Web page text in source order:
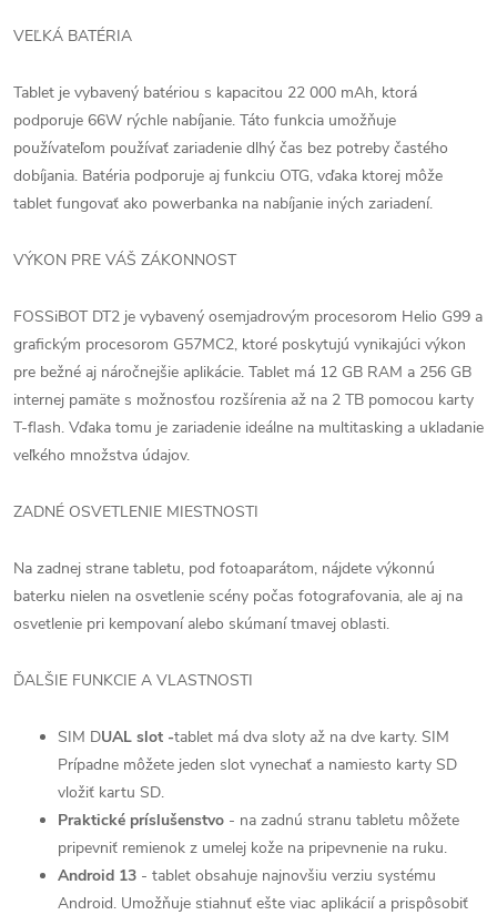
VEĽKÁ BATÉRIA
Tablet je vybavený batériou s kapacitou 22 000 mAh, ktorá
podporuje 66W rýchle nabíjanie. Táto funkcia umožňuje
používateľom používať zariadenie dlhý čas bez potreby častého
dobíjania. Batéria podporuje aj funkciu OTG, vďaka ktorej môže
tablet fungovať ako powerbanka na nabíjanie iných zariadení.
VÝKON PRE VÁŠ ZÁKONNOST
FOSSiBOT DT2 je vybavený osemjadrovým procesorom Helio G99 a
grafickým procesorom G57MC2, ktoré poskytujú vynikajúci výkon
pre bežné aj náročnejšie aplikácie. Tablet má 12 GB RAM a 256 GB
internej pamäte s možnosťou rozšírenia až na 2 TB pomocou karty
T-flash. Vďaka tomu je zariadenie ideálne na multitasking a ukladanie
veľkého množstva údajov.
ZADNÉ OSVETLENIE MIESTNOSTI
Na zadnej strane tabletu, pod fotoaparátom, nájdete výkonnú
baterku nielen na osvetlenie scény počas fotografovania, ale aj na
osvetlenie pri kempovaní alebo skúmaní tmavej oblasti.
ĎALŠIE FUNKCIE A VLASTNOSTI
SIM DUAL slot -tablet má dva sloty až na dve karty. SIM
Prípadne môžete jeden slot vynechať a namiesto karty SD
vložiť kartu SD.
Praktické príslušenstvo - na zadnú stranu tabletu môžete
pripevniť remienok z umelej kože na pripevnenie na ruku.
Android 13 - tablet obsahuje najnovšiu verziu systému
Android. Umožňuje stiahnuť ešte viac aplikácií a prispôsobiť